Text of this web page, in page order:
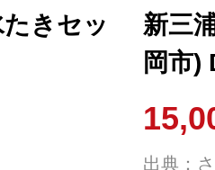
きセッ
新三
岡市)
出典：